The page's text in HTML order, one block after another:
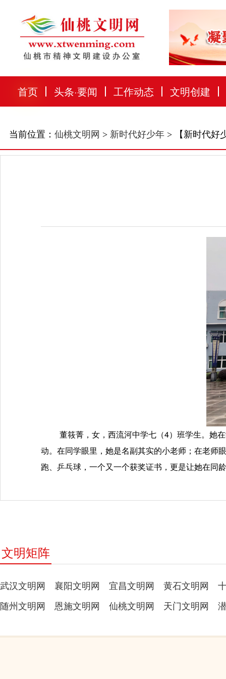
首页 头条·要闻 工作动态 文明创建
当前位置： 仙桃文明网 > 新时代好少年 > 【新时代好
董筱菁，女，西流河中学七（4）班学生。她
动。在同学眼里，她是名副其实的小老师；在老师
跑、乒乓球，一个又一个获奖证书，更是让她在同
文明矩阵
武汉文明网 襄阳文明网 宜昌文明网 黄石文明网
随州文明网
恩施文明网 仙桃文明网 天门文明网